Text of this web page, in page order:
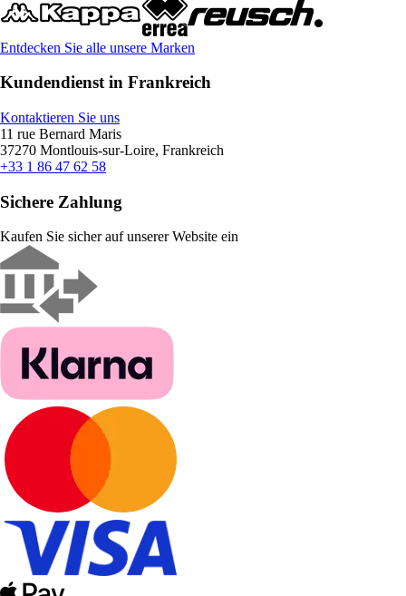
Entdecken Sie alle unsere Marken
Kundendienst in Frankreich
Kontaktieren Sie uns
11 rue Bernard Maris
37270 Montlouis-sur-Loire, Frankreich
+33 1 86 47 62 58
Sichere Zahlung
Kaufen Sie sicher auf unserer Website ein